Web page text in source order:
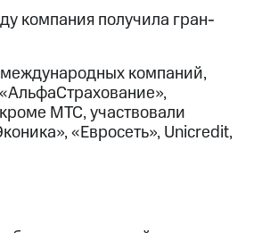
компания получила гран-
компаний,
МТС, участвовали
«Евросеть», Unicredit,